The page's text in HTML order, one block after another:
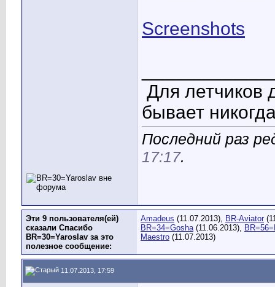
Screenshots
Для летчиков
бывает
Последний раз
17:17.
Эти 9 пользователя(ей)
сказали Спасибо
BR=30=Yaroslav за это
полезное сообщение:
Amadeus (11.07.2013), BR-Aviator
BR=34=Gosha(11.06.2013),
Maestro (11.07.2013)
11.07.2013, 17:59